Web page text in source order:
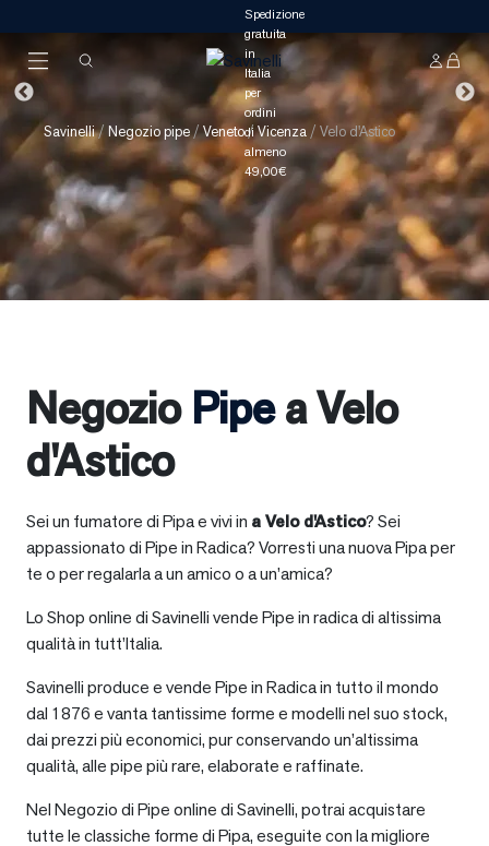
Savinelli/ Negozio pipe/Veneto/Vicenza / Velo d'Astico
Negozio Pipea Velo
d'Astico
Sei un fumatore di Pipa e vivi in aVelo d'Astico? Sei
appassionato di Pipe in Radica? Vorresti una nuova Pipa per
te o per regalarla a un amico o a un’amica?
Lo Shop online di Savinelli vende Pipe in radica di altissima
qualità in tutt’Italia.
Savinelli produce e vende Pipe in Radica in tutto il mondo
dal 1876 e vanta tantissime forme e modelli nel suo stock,
dai prezzi più economici, pur conservando un’altissima
qualità, alle pipe più rare, elaborate e raffinate.
Nel Negozio di Pipe online di Savinelli, potrai acquistare
tutte le classiche forme di Pipa, eseguite con la migliore